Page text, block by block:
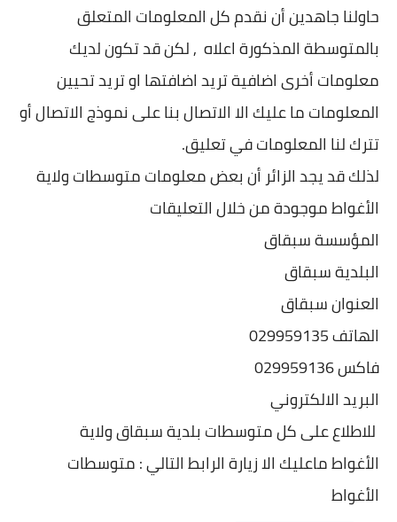
حاولنا جاهدين أن نقدم كل المعلومات المتعلق
بالمتوسطة المذكورة اعلاه , لكن قد تكون لديك
معلومات أخرى اضافية تريد اضافتها او تريد تحيين
المعلومات ما عليك الا الاتصال بنا على نموذج الاتصال أو
تترك لنا المعلومات في تعليق.
لذلك قد يجد الزائر أن بعض معلومات متوسطات ولاية
الأغواط موجودة من خلال التعليقات
المؤسسة سبقاق
البلدية سبقاق
العنوان سبقاق
الهاتف 029959135
فاكس 029959136
البريد الالكتروني
للاطلاع على كل متوسطات بلدية سبقاق ولاية
الأغواط ماعليك الا زيارة الرابط التالي : متوسطات
الأغواط